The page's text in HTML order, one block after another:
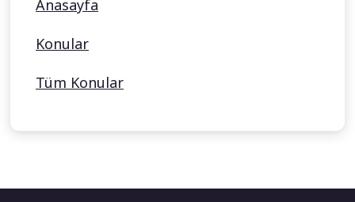
Anasayfa
Konular
Tüm Konular